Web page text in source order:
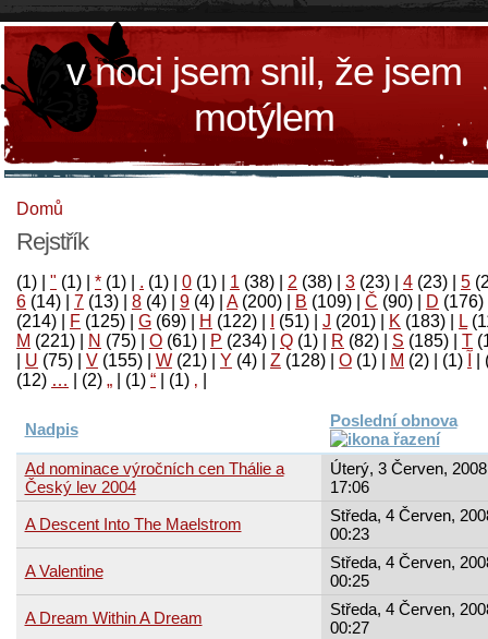
v noci jsem snil, že jsem
motýlem
Domů
Rejstřík
(1) " (1) * (1) . (1) 0 (1) 1 (38) 2 (38) 3 (23) 4 (23) 5
6 (14) 7 (13) 8 (4) 9 (4) A(200) B (109) Č (90) D (176)
(214)
F (125) G (69) H (122) (51) J (201) K (183) L
M (221) N (75) O (61) P (234) Q (1) R (82) S (185) T
U (75) V (155) W (21) Y (4) Z (128) Ο (1) М (2)
(1)
‚
(1)
“
(1)
„
(2)
…
(12)
Nadpis Poslední obnova
Ad nominace výročních cen Thálie a
Český lev 2004
Úterý, 3 Červen,
17:06
A Descent Into The Maelstrom
Středa, 4 Červen,
00:23
A Valentine
Středa, 4 Červen,
00:25
A Dream Within A Dream
Středa, 4 Červen,
00:27